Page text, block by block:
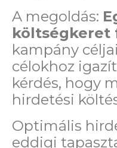
A megoldás:
költségkeret
kampány
célokhoz
kérdés, hogy
hirdetési
Optimális
eddigi